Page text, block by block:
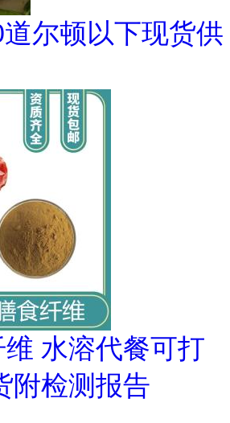
尔顿以下现货供
水溶代餐可打
附检测报告